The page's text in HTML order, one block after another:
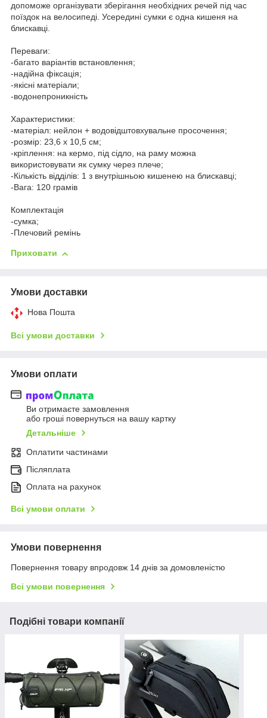
допоможе організувати зберігання необхідних речей під час
поїздок на велосипеді. Усередині сумки є одна кишеня на
блискавці.
Переваги:
-багато варіантів встановлення;
-надійна фіксація;
-якісні матеріали;
-водонепроникність
Характеристики:
-матеріал: нейлон + водовідштовхувальне просочення;
-розмір: 23,6 х 10,5 см;
-кріплення: на кермо, під сідло, на раму можна
використовувати як сумку через плече;
-Кількість відділів: 1 з внутрішньою кишенею на блискавці;
-Вага: 120 грамів
Комплектація
-сумка;
-Плечовий ремінь
Приховати
Умови доставки
Нова Пошта
Всі умови доставки
Умови оплати
Ви отримаєте замовлення
або гроші повернуться на вашу картку
Детальніше
Оплатити частинами
Післяплата
Оплата на рахунок
Всі умови оплати
Умови повернення
Повернення товару впродовж 14 днів за домовленістю
Всі умови повернення
Подібні товари компанії